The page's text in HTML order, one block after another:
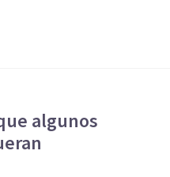
algunos